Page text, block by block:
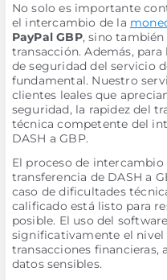
No solo es importante
el intercambio de la
PayPal GBP, sino también
transacción. Además,
de seguridad del servicio
fundamental. Nuestro
clientes leales que
seguridad, la rapidez del
técnica competente del
DASH a GBP.
El proceso de
transferencia de DASH a
caso de dificultades
calificado está listo para
posible. El uso del
significativamente el nivel
transacciones financieras,
datos sensibles.